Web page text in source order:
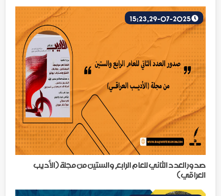
صدور العدد الثاني للعام الرابع والستين من مجلة (الأديب
العراقي)